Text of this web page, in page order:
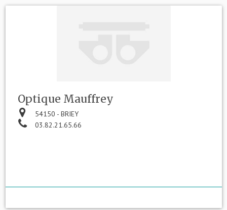
Optique Mauffrey
54150 - BRIEY
03.82.21.65.66